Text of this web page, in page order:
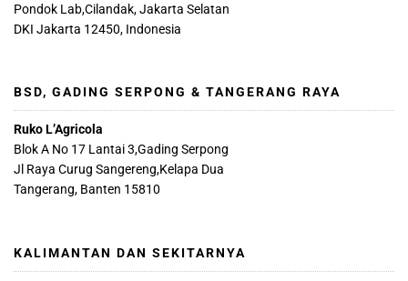
Pondok Lab,Cilandak, Jakarta Selatan
DKI Jakarta 12450, Indonesia
BSD, GADING SERPONG & TANGERANG RAYA
Ruko L’Agricola
Blok A No 17 Lantai 3,Gading Serpong
Jl Raya Curug Sangereng,Kelapa Dua
Tangerang, Banten 15810
KALIMANTAN DAN SEKITARNYA